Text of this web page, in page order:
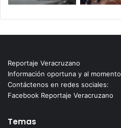
Reportaje Veracruzano
Información oportuna y al momento
Contáctenos en redes sociales:
Facebook Reportaje Veracruzano
Temas